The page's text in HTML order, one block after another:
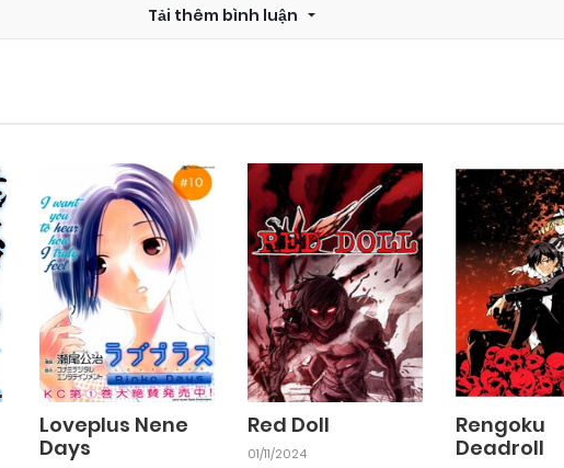
Tải thêm bình luận
Loveplus Nene
Days
Red Doll
01/11/2024
Rengoku
Deadroll